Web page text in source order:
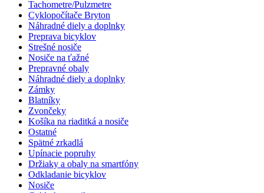
Tachometre/Pulzmetre
Cyklopočítače Bryton
Náhradné diely a doplnky
Preprava bicyklov
Strešné nosiče
Nosiče na ťažné
Prepravné obaly
Náhradné diely a doplnky
Zámky
Blatníky
Zvončeky
Košíka na riaditká a nosiče
Ostatné
Spätné zrkadlá
Upínacie popruhy
Držiaky a obaly na smartfóny
Odkladanie bicyklov
Nosiče